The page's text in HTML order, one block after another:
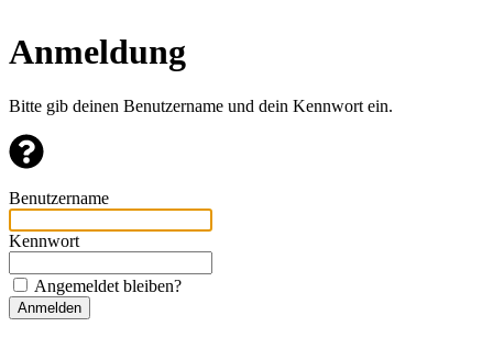
Anmeldung
Bitte gib deinen Benutzername und dein Kennwort ein.
Benutzername
Kennwort
Angemeldet bleiben?
Anmelden